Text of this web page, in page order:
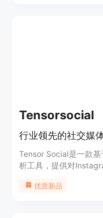
Tensorsocial
行业领先的社交媒
Tensor Social是一款
析工具，提供对
社交媒体用户的消费
优质新品